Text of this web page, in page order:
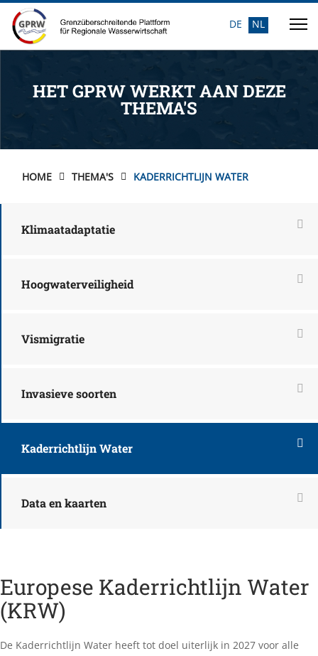
Selecteer de taal
DE NL
HET GPRW WERKT AAN DEZE
THEMA'S
HOME THEMA'S KADERRICHTLIJN WATER
Klimaatadaptatie
Hoogwaterveiligheid
Vismigratie
Invasieve soorten
Kaderrichtlijn Water
Data en kaarten
Europese Kaderrichtlijn Water
(KRW)
De Kaderrichtlijn Water heeft tot doel uiterlijk in 2027 voor alle